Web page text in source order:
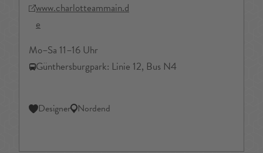
www.charlotteammain.d
e
Mo–Sa 11–16 Uhr
Günthersburgpark: Linie 12, Bus N4
Designer Nordend